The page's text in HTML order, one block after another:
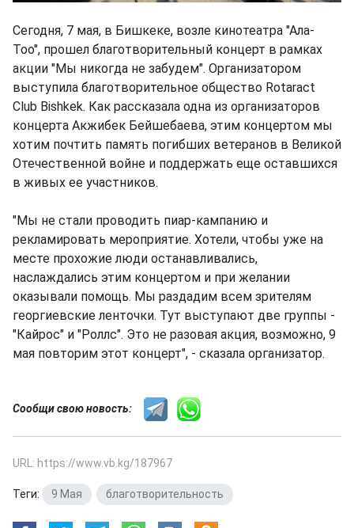
Сегодня, 7 мая, в Бишкеке, возле кинотеатра "Ала-
Тоо", прошел благотворительный концерт в рамках
акции "Мы никогда не забудем". Организатором
выступила благотворительное общество Rotaract
Club Bishkek. Как рассказала одна из организаторов
концерта Акжибек Бейшебаева, этим концертом мы
хотим почтить память погибших ветеранов в Великой
Отечественной войне и поддержать еще оставшихся
в живых ее участников.
"Мы не стали проводить пиар-кампанию и
рекламировать мероприятие. Хотели, чтобы уже на
месте прохожие люди останавливались,
наслаждались этим концертом и при желании
оказывали помощь. Мы раздадим всем зрителям
георгиевские ленточки. Тут выступают две группы -
"Кайрос" и "Роллс". Это не разовая акция, возможно, 9
мая повторим этот концерт", - сказала организатор.
Сообщи свою новость:
URL: https://www.vb.kg/187967
Теги: 9 Мая благотворительность